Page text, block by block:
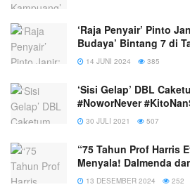
‘Raja Penyair’ Pinto
Budaya’ Bintang 7 di
14 JUNI 2024 385
‘Sisi Gelap’ DBL
#NoworNever
30 JULI 2021 507
“75 Tahun Prof Harris
Menyala! Dalmenda
13 DESEMBER 2024 252